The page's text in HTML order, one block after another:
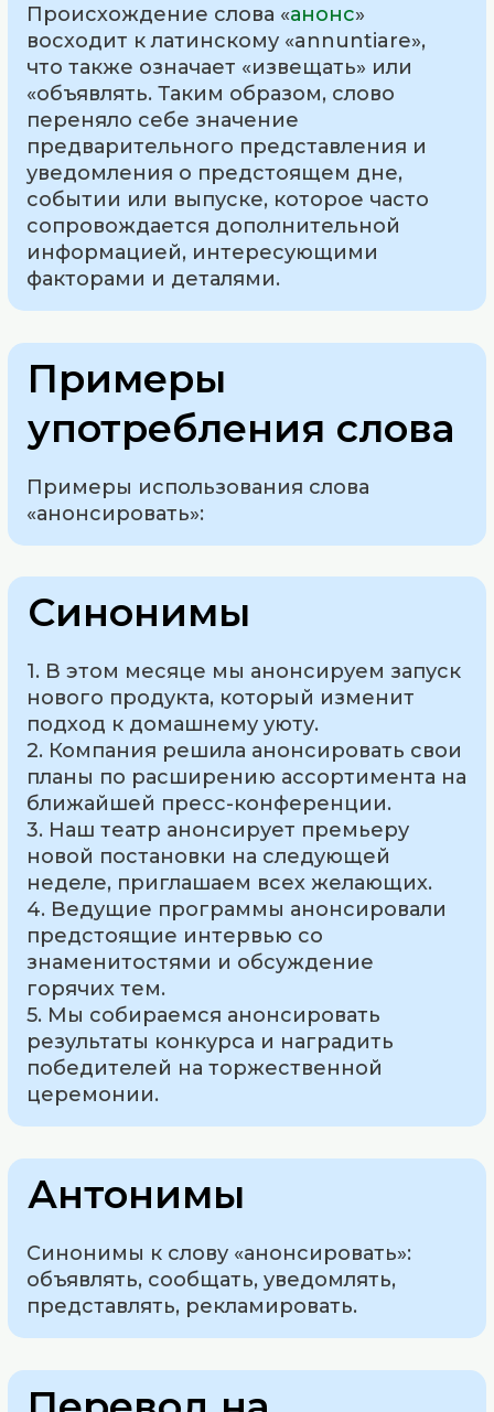
Происхождение слова «анонс»
восходит к латинскому «annuntiare»,
что также означает «извещать» или
«объявлять. Таким образом, слово
переняло себе значение
предварительного представления и
уведомления о предстоящем дне,
событии или выпуске, которое часто
сопровождается дополнительной
информацией, интересующими
факторами и деталями.
Примеры
употребления слова
Примеры использования слова
«анонсировать»:
Синонимы
1. В этом месяце мы анонсируем запуск
нового продукта, который изменит
подход к домашнему уюту.
2. Компания решила анонсировать свои
планы по расширению ассортимента на
ближайшей пресс-конференции.
3. Наш театр анонсирует премьеру
новой постановки на следующей
неделе, приглашаем всех желающих.
4. Ведущие программы анонсировали
предстоящие интервью со
знаменитостями и обсуждение
горячих тем.
5. Мы собираемся анонсировать
результаты конкурса и наградить
победителей на торжественной
церемонии.
Антонимы
Синонимы к слову «анонсировать»:
объявлять, сообщать, уведомлять,
представлять, рекламировать.